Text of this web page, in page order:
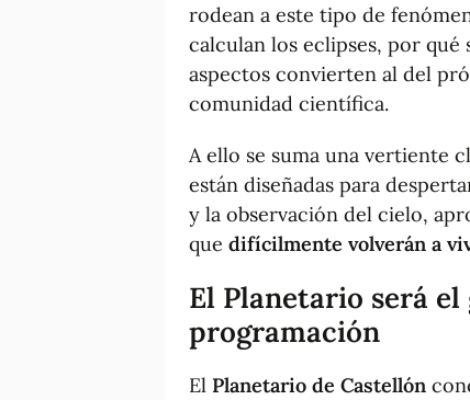
rodean a este tipo de
calculan los eclipses, por qué
aspectos convierten al del
comunidad científica.
A ello se suma una vertiente
están diseñadas para
y la observación del cielo,
que difícilmente volverán a
El Planetario será
programación
El Planetario de Castellón